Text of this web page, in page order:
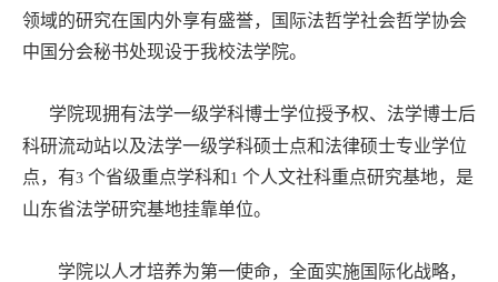
领域的研究在国内外享有盛誉，国际法哲学社会哲学协会
中国分会秘书处现设于我校法学院。
学院现拥有法学一级学科博士学位授予权、法学博士后
科研流动站以及法学一级学科硕士点和法律硕士专业学位
点，有3 个省级重点学科和 1 个人文社科重点研究基地，是
山东省法学研究基地挂靠单位。
学院以人才培养为第一使命，全面实施国际化战略，